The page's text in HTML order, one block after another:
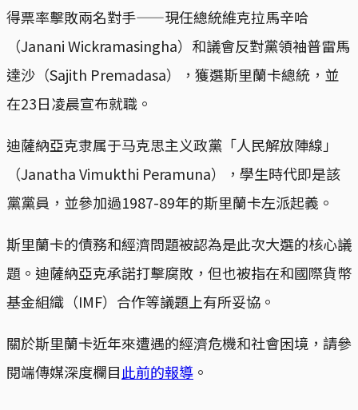
得票率擊敗兩名對手——現任總統維克拉馬辛哈
（Janani Wickramasingha）和議會反對黨領袖普雷馬
達沙（Sajith Premadasa），獲選斯里蘭卡總統，並
在23日凌晨宣布就職。
迪薩納亞克隶属于马克思主义政黨「人民解放陣線」
（Janatha Vimukthi Peramuna），學生時代即是該
黨黨員，並參加過1987-89年的斯里蘭卡左派起義。
斯里蘭卡的債務和經濟問題被認為是此次大選的核心議
題。迪薩納亞克承諾打擊腐敗，但也被指在和國際貨幣
基金組織（IMF）合作等議題上有所妥協。
關於斯里蘭卡近年來遭遇的經濟危機和社會困境，請參
閱端傳媒深度欄目此前的報導 。